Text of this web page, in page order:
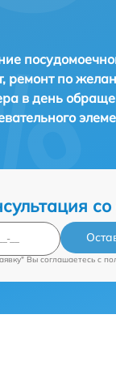
ремонт по
в день
Вы соглашаетесь c